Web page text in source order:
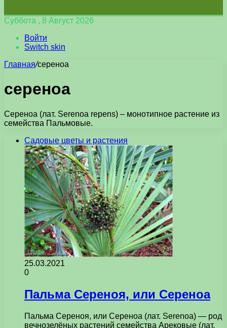
Суббота , 8 Август 2026
Войти
Switch skin
Главная/сереноа
сереноа
Сереноа (лат. Serenoa repens) – монотипное растение из
семейства Пальмовые.
Садовые цветы и растения
25.03.2021
0
Пальма Сереноя, или Сереноа
Пальма Сереноя, или Сереноа (лат. Serenoa) — род
вечнозелёных растений семейства Арековые (лат.